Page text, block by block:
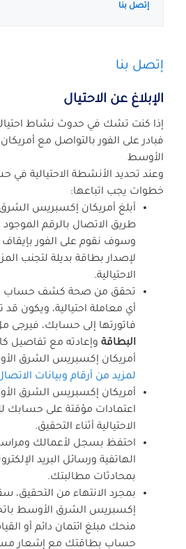
إتصل بنا
إتصل بنا
الإبلاغ عن الاحتيال
إذا كنت تشك في حدوث نشاط
فبادر على الفور بالتواصل مع
الأوسط
وعند تحديد الأنشطة الاحتيالية
خطوات يجب اتباعها:
أبلغ أمريكان إكسبريس
طريق الاتصال بالرقم
وسوف نقوم على الفور بإيقاف
لإصدار بطاقة بديلة لتجنب
الاحتيالية.
تحقق من صحة كشف حساب
أي معاملة احتيالية، ويكون
فاتورتها إلى حسابك، فيرجى
البطاقة وإعادته مع تفاصيل
أمريكان إكسبريس الشرق
لمزيد من أرقام وبيانات
أمريكان إكسبريس الشرق
اعتمادات مؤقتة على حسابك
الاحتيالية أثناء التحقيق.
احتفظ بسجل لأعمالك
الهاتفية ورسائل البريد
بمحادثات مطالبتك.
بمجرد الانتهاء من التحقيق،
إكسبريس الشرق الأوسط
منحك مبلغ ائتمان دائم أو
حساب بطاقتك مع إشعار